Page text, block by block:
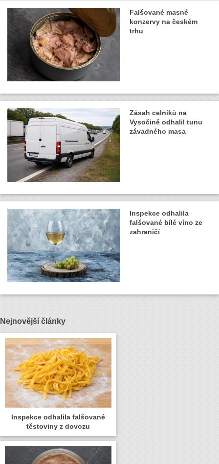
Falšované masné
konzervy na českém
trhu
Zásah celníků na
Vysočině odhalil tunu
závadného masa
Inspekce odhalila
falšované bílé víno ze
zahraničí
Nejnovější články
Inspekce odhalila falšované
těstoviny z dovozu